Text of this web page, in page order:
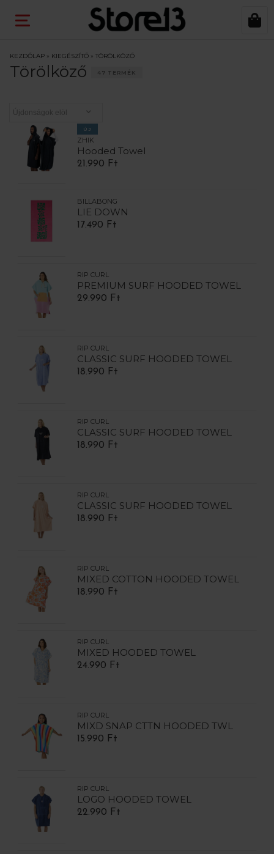
KEZDŐLAP » KIEGÉSZÍTŐ » TÖRÖLKÖZŐ
Törölköző 47 TERMÉK
ÚJ
ZHIK
Hooded Towel
21.990 Ft
BILLABONG
LIE DOWN
17.490 Ft
RIP CURL
PREMIUM SURF HOODED TOWEL
29.990 Ft
RIP CURL
CLASSIC SURF HOODED TOWEL
18.990 Ft
RIP CURL
CLASSIC SURF HOODED TOWEL
18.990 Ft
RIP CURL
CLASSIC SURF HOODED TOWEL
18.990 Ft
RIP CURL
MIXED COTTON HOODED TOWEL
18.990 Ft
RIP CURL
MIXED HOODED TOWEL
24.990 Ft
RIP CURL
MIXD SNAP CTTN HOODED TWL
15.990 Ft
RIP CURL
LOGO HOODED TOWEL
22.990 Ft